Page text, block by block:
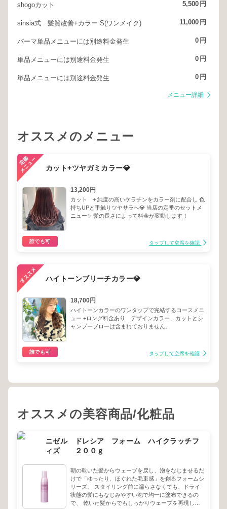
shogoカット 5,500 円
sinsia式 髪質改善+カラー S(ワンメイク) 11,000 円
パーマ単品メニューには別途料金発生 0 円
単品メニューには別途料金発生 0 円
単品メニューには別途料金発生 0 円
メニュー詳細
オススメのメニュー
カット+ツヤガミカラー💎
13,200円
カット + 純度の高いケラチンをカラー剤に配合し 色
持ちUPと手触りツヤサラへ💎 当店の定番のセットメ
ニュー✨ 髪の長さによって料金が変動します！
誰でも可 タップして空席を確認
ハイトーンブリーチカラー💎
18,700円
ハイトーンカラーのワンタップで完結するコースメニ
ュー +ロング料金あり デザインカラー、カットとシ
ャンプーブローは含まれておりません。
誰でも可 タップして空席を確認
オススメの美容商品/化粧品
ニゼル ドレシア フォーム ハイクラッチフ
ィズ ２００ｇ
朝の乾いた髪からウェーブを戻し、泡をなじませるだ
けで「ゆったり、ほぐれた毛束感」を創るフォームシ
リーズ。 スタイリング前に濡らさなくても、ドライ
状態の髪にもなじみやすい泡で均一に塗布できるの
で、 乾いた髪からでもしっかりウェーブを再現しま